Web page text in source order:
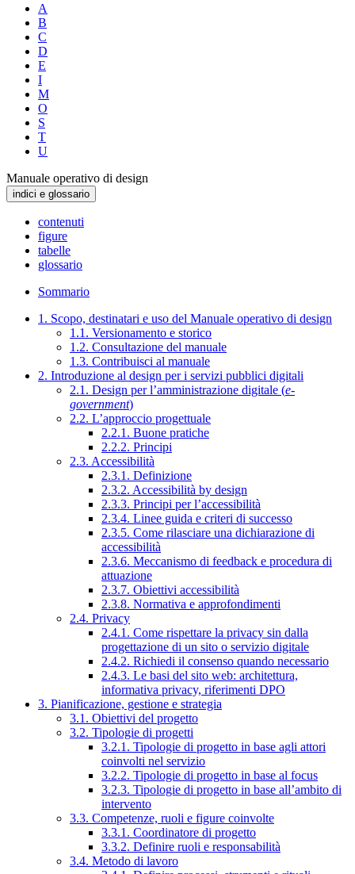
A
B
C
D
E
I
M
O
S
T
U
Manuale operativo di design
indici e glossario
contenuti
figure
tabelle
glossario
Sommario
1. Scopo, destinatari e uso del Manuale operativo di design
1.1. Versionamento e storico
1.2. Consultazione del manuale
1.3. Contribuisci al manuale
2. Introduzione al design per i servizi pubblici digitali
2.1. Design per l’amministrazione digitale (e-
government)
2.2. L’approccio progettuale
2.2.1. Buone pratiche
2.2.2. Principi
2.3. Accessibilità
2.3.1. Definizione
2.3.2. Accessibilità by design
2.3.3. Principi per l’accessibilità
2.3.4. Linee guida e criteri di successo
2.3.5. Come rilasciare una dichiarazione di
accessibilità
2.3.6. Meccanismo di feedback e procedura di
attuazione
2.3.7. Obiettivi accessibilità
2.3.8. Normativa e approfondimenti
2.4. Privacy
2.4.1. Come rispettare la privacy sin dalla
progettazione di un sito o servizio digitale
2.4.2. Richiedi il consenso quando necessario
2.4.3. Le basi del sito web: architettura,
informativa privacy, riferimenti DPO
3. Pianificazione, gestione e strategia
3.1. Obiettivi del progetto
3.2. Tipologie di progetti
3.2.1. Tipologie di progetto in base agli attori
coinvolti nel servizio
3.2.2. Tipologie di progetto in base al focus
3.2.3. Tipologie di progetto in base all’ambito di
intervento
3.3. Competenze, ruoli e figure coinvolte
3.3.1. Coordinatore di progetto
3.3.2. Definire ruoli e responsabilità
3.4. Metodo di lavoro